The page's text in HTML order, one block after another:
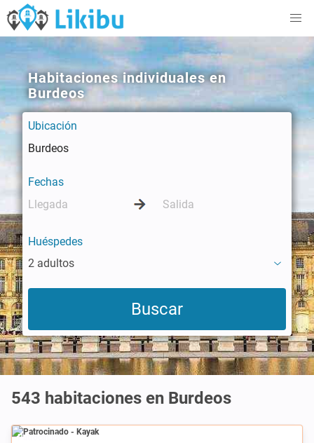
Habitaciones individuales en
Burdeos
Ubicación
Fechas
Huéspedes
2 adultos
543 habitaciones en Burdeos
Patrocinado